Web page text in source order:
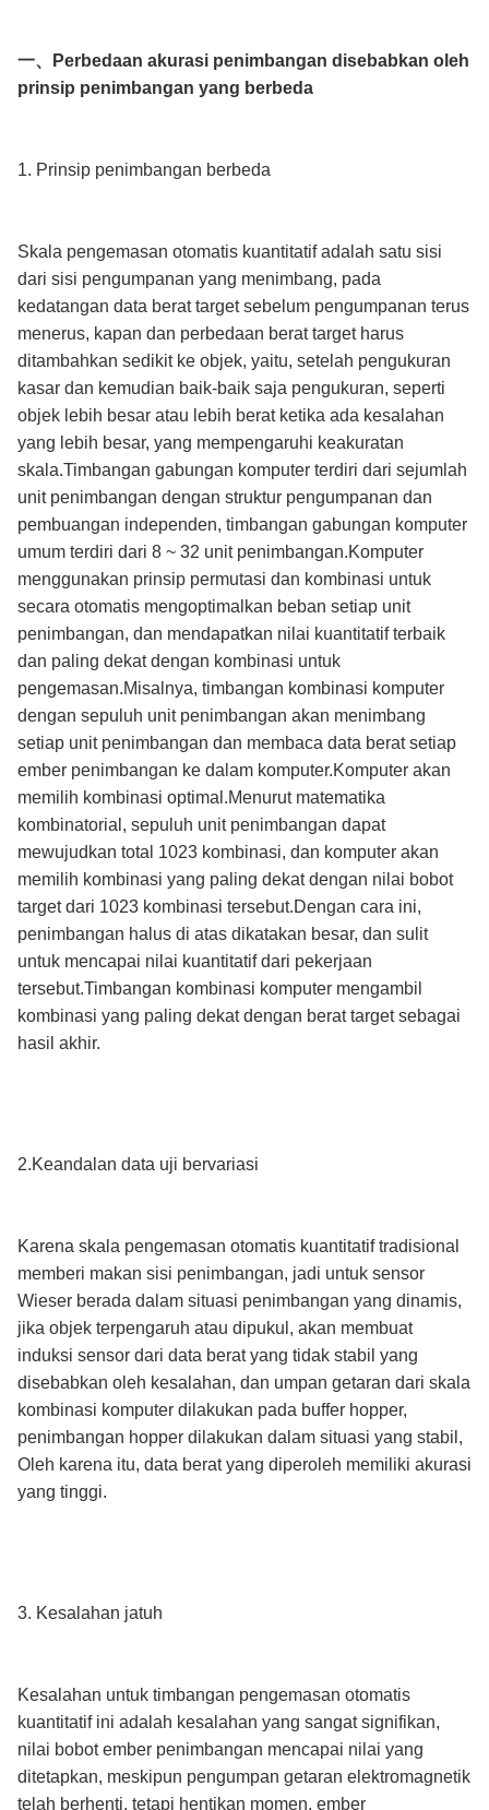
一、Perbedaan akurasi penimbangan disebabkan oleh
prinsip penimbangan yang berbeda
1. Prinsip penimbangan berbeda
Skala pengemasan otomatis kuantitatif adalah satu sisi
dari sisi pengumpanan yang menimbang, pada
kedatangan data berat target sebelum pengumpanan terus
menerus, kapan dan perbedaan berat target harus
ditambahkan sedikit ke objek, yaitu, setelah pengukuran
kasar dan kemudian baik-baik saja pengukuran, seperti
objek lebih besar atau lebih berat ketika ada kesalahan
yang lebih besar, yang mempengaruhi keakuratan
skala.Timbangan gabungan komputer terdiri dari sejumlah
unit penimbangan dengan struktur pengumpanan dan
pembuangan independen, timbangan gabungan komputer
umum terdiri dari 8 ~ 32 unit penimbangan.Komputer
menggunakan prinsip permutasi dan kombinasi untuk
secara otomatis mengoptimalkan beban setiap unit
penimbangan, dan mendapatkan nilai kuantitatif terbaik
dan paling dekat dengan kombinasi untuk
pengemasan.Misalnya, timbangan kombinasi komputer
dengan sepuluh unit penimbangan akan menimbang
setiap unit penimbangan dan membaca data berat setiap
ember penimbangan ke dalam komputer.Komputer akan
memilih kombinasi optimal.Menurut matematika
kombinatorial, sepuluh unit penimbangan dapat
mewujudkan total 1023 kombinasi, dan komputer akan
memilih kombinasi yang paling dekat dengan nilai bobot
target dari 1023 kombinasi tersebut.Dengan cara ini,
penimbangan halus di atas dikatakan besar, dan sulit
untuk mencapai nilai kuantitatif dari pekerjaan
tersebut.Timbangan kombinasi komputer mengambil
kombinasi yang paling dekat dengan berat target sebagai
hasil akhir.
2.Keandalan data uji bervariasi
Karena skala pengemasan otomatis kuantitatif tradisional
memberi makan sisi penimbangan, jadi untuk sensor
Wieser berada dalam situasi penimbangan yang dinamis,
jika objek terpengaruh atau dipukul, akan membuat
induksi sensor dari data berat yang tidak stabil yang
disebabkan oleh kesalahan, dan umpan getaran dari skala
kombinasi komputer dilakukan pada buffer hopper,
penimbangan hopper dilakukan dalam situasi yang stabil,
Oleh karena itu, data berat yang diperoleh memiliki akurasi
yang tinggi.
3. Kesalahan jatuh
Kesalahan untuk timbangan pengemasan otomatis
kuantitatif ini adalah kesalahan yang sangat signifikan,
nilai bobot ember penimbangan mencapai nilai yang
ditetapkan, meskipun pengumpan getaran elektromagnetik
telah berhenti, tetapi hentikan momen, ember